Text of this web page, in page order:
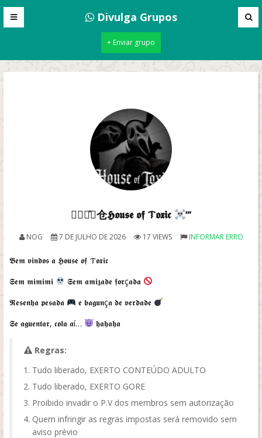
Divulga Grupos
+ Enviar grupo
─꯭─̽⃝仓𝕳𝖔𝖚𝖘𝖊 𝖔𝖋 ᝤ𝖔𝖝𝖎𝖈 ‴
NOG 7 DE JULHO DE 2026 17 VIEWS INFORMAR ERRO
𝕭𝖊𝖒 𝖛𝖎𝖓𝖉𝖔𝖘 𝖆 𝕳𝖔𝖚𝖘𝖊 𝖔𝖋 ᝤ𝖔𝖝𝖎𝖈
𝕾𝖊𝖒 𝖒𝖎𝖒𝖎𝖒𝖎
𝕾𝖊𝖒 𝖆𝖒𝖎𝖟𝖆𝖉𝖊 𝖋𝖔𝖗ç𝖆𝖉𝖆
𝕽𝖊𝖘𝖊𝖓𝖍𝖆 𝖕𝖊𝖘𝖆𝖉𝖆
𝖊 𝖇𝖆𝖌𝖚𝖓ç𝖆 𝖉𝖊 𝖛𝖊𝖗𝖉𝖆𝖉𝖊
𝕾𝖊 𝖆𝖌𝖚𝖊𝖓𝖙𝖆𝖗, 𝖈𝖔𝖑𝖆 𝖆í…
𝖍𝖆𝖍𝖆𝖍𝖆
Regras:
Tudo liberado, EXERTO CONTEÚDO ADULTO
Tudo liberado, EXERTO GORE
Proibido invadir o P.V dos membros sem autorização
Quem infringir as regras impostas será removido sem
aviso prévio